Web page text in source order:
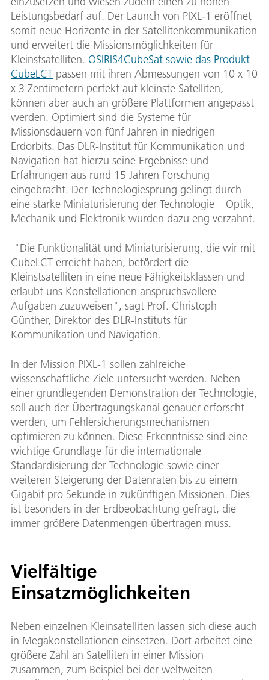
Leistungsbedarf auf. Der Launch von PIXL-1 eröffnet
somit neue Horizonte in der Satellitenkommunikation
und erweitert die Missionsmöglichkeiten für
Kleinstsatelliten. OSIRIS4CubeSat sowie das Produkt
CubeLCT passen mit ihren Abmessungen von 10 x 10
x 3 Zentimetern perfekt auf kleinste Satelliten,
können aber auch an größere Plattformen angepasst
werden. Optimiert sind die Systeme für
Missionsdauern von fünf Jahren in niedrigen
Erdorbits. Das DLR-Institut für Kommunikation und
Navigation hat hierzu seine Ergebnisse und
Erfahrungen aus rund 15 Jahren Forschung
eingebracht. Der Technologiesprung gelingt durch
eine starke Miniaturisierung der Technologie – Optik,
Mechanik und Elektronik wurden dazu eng verzahnt.
"Die Funktionalität und Miniaturisierung, die wir mit
CubeLCT erreicht haben, befördert die
Kleinstsatelliten in eine neue Fähigkeitsklassen und
erlaubt uns Konstellationen anspruchsvollere
Aufgaben zuzuweisen", sagt Prof. Christoph
Günther, Direktor des DLR-Instituts für
Kommunikation und Navigation.
In der Mission PIXL-1 sollen zahlreiche
wissenschaftliche Ziele untersucht werden. Neben
einer grundlegenden Demonstration der Technologie,
soll auch der Übertragungskanal genauer erforscht
werden, um Fehlersicherungsmechanismen
optimieren zu können. Diese Erkenntnisse sind eine
wichtige Grundlage für die internationale
Standardisierung der Technologie sowie einer
weiteren Steigerung der Datenraten bis zu einem
Gigabit pro Sekunde in zukünftigen Missionen. Dies
ist besonders in der Erdbeobachtung gefragt, die
immer größere Datenmengen übertragen muss.
Vielfältige
Einsatzmöglichkeiten
Neben einzelnen Kleinsatelliten lassen sich diese auch
in Megakonstellationen einsetzen. Dort arbeitet eine
größere Zahl an Satelliten in einer Mission
zusammen, zum Beispiel bei der weltweiten